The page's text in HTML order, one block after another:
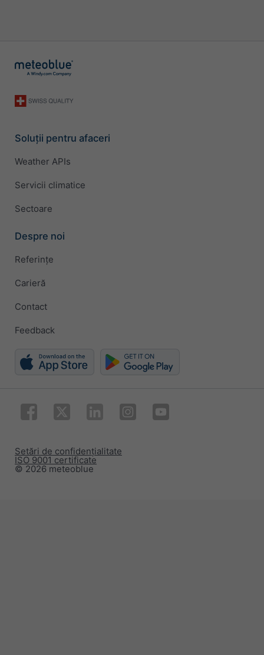
Soluții pentru afaceri
Weather APIs
Servicii climatice
Sectoare
Despre noi
Referințe
Carieră
Contact
Feedback
© 2026 meteoblue
ISO 9001 certificate
Setări de confidențialitate